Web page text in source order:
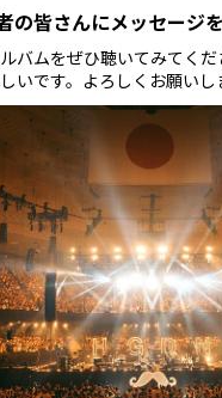
の皆さんにメッセージを
バムをぜひ聴いてみてく
いです。よろしくお願いし